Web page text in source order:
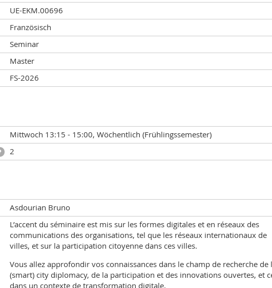
UE-EKM.00696
Französisch
Seminar
Master
FS-2026
Mittwoch 13:15 - 15:00, Wöchentlich (Frühlingssemester)
2
Asdourian Bruno
L’accent du séminaire est mis sur les formes digitales et en réseaux des
communications des organisations, tel que les réseaux internationaux de
villes, et sur la participation citoyenne dans ces villes.
Vous allez approfondir vos connaissances dans le champ de recherche de
(smart) city diplomacy, de la participation et des innovations ouvertes, et
dans un contexte de transformation digitale.